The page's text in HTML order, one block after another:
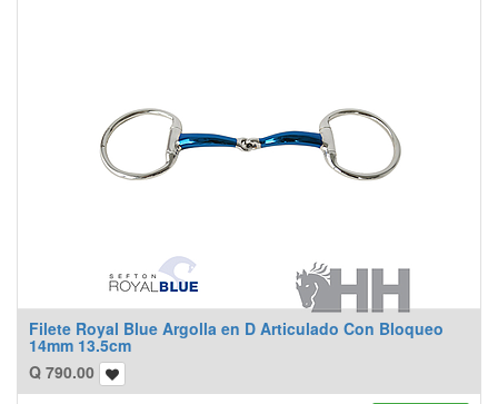
Filete Royal Blue Argolla en D Articulado Con Bloqueo
14mm 13.5cm
Q 790.00